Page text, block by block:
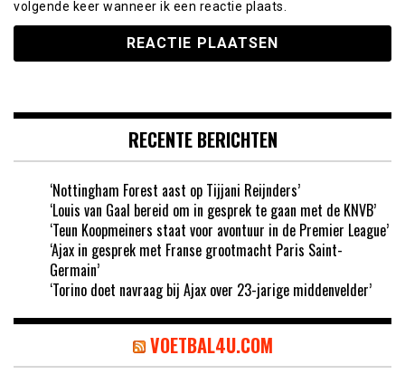
volgende keer wanneer ik een reactie plaats.
RECENTE BERICHTEN
‘Nottingham Forest aast op Tijjani Reijnders’
‘Louis van Gaal bereid om in gesprek te gaan met de KNVB’
‘Teun Koopmeiners staat voor avontuur in de Premier League’
‘Ajax in gesprek met Franse grootmacht Paris Saint-
Germain’
‘Torino doet navraag bij Ajax over 23-jarige middenvelder’
VOETBAL4U.COM